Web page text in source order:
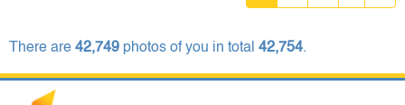
There are 42,749 photos of you in total 42,754.